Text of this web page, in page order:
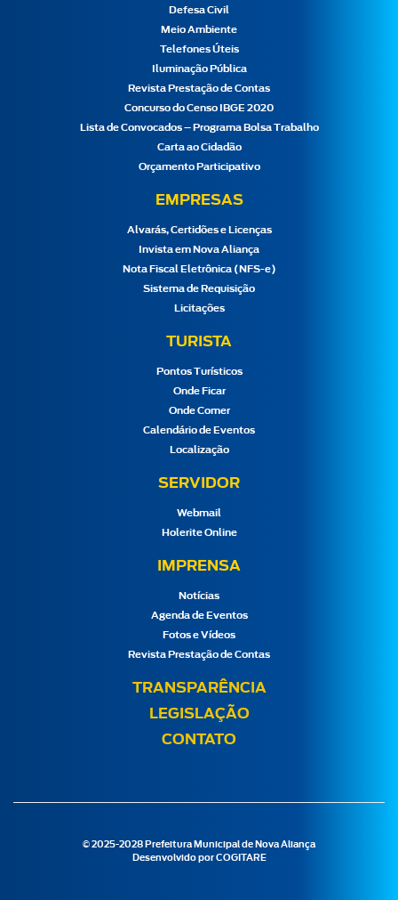
Defesa Civil
Meio Ambiente
Telefones Úteis
Iluminação Pública
Revista Prestação de Contas
Concurso do Censo IBGE 2020
Lista de Convocados – Programa Bolsa Trabalho
Carta ao Cidadão
Orçamento Participativo
EMPRESAS
Alvarás, Certidões e Licenças
Invista em Nova Aliança
Nota Fiscal Eletrônica (NFS-e)
Sistema de Requisição
Licitações
TURISTA
Pontos Turísticos
Onde Ficar
Onde Comer
Calendário de Eventos
Localização
SERVIDOR
Webmail
Holerite Online
IMPRENSA
Notícias
Agenda de Eventos
Fotos e Vídeos
Revista Prestação de Contas
TRANSPARÊNCIA
LEGISLAÇÃO
CONTATO
© 2025-2028 Prefeitura Municipal de Nova Aliança
Desenvolvido por COGITARE